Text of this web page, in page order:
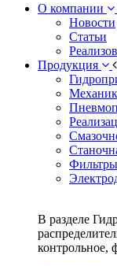
О компании
Новости
Статьи
Продукция
Фильтры
В разделе
контрольное,